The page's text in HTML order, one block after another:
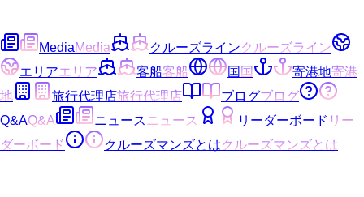
MediaMedia クルーズラインクルーズライン
エリアエリア 客船客船 国国 寄港地寄港
地
旅行代理店旅行代理店 ブログブログ
Q&AQ&A ニュース ニュース リーダーボード リー
ダーボード
クルーズマンズとはクルーズマンズとは